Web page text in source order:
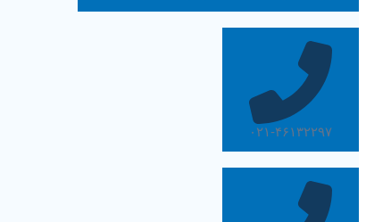
۰۲۱-۴۶۱۳۲۲۹۷